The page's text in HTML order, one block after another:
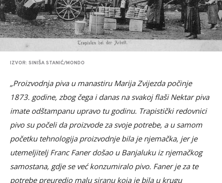
IZVOR: SINIŠA STANIĆ/MONDO
„Proizvodnja piva u manastiru Marija Zvijezda počinje
1873. godine, zbog čega i danas na svakoj flaši Nektar piva
imate odštampanu upravo tu godinu. Trapistički redovnici
pivo su počeli da proizvode za svoje potrebe, a u samom
početku tehnologija proizvodnje bila je njemačka, jer je
utemeljitelj Franc Faner došao u Banjaluku iz njemačkog
samostana, gdje se već konzumiralo pivo. Faner je za te
potrebe preuredio malu siranu koja je bila u krugu